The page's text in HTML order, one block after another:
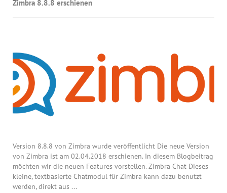
Zimbra 8.8.8 erschienen
Version 8.8.8 von Zimbra wurde veröffentlicht Die neue Version
von Zimbra ist am 02.04.2018 erschienen. In diesem Blogbeitrag
möchten wir die neuen Features vorstellen. Zimbra Chat Dieses
kleine, textbasierte Chatmodul für Zimbra kann dazu benutzt
werden, direkt aus ...